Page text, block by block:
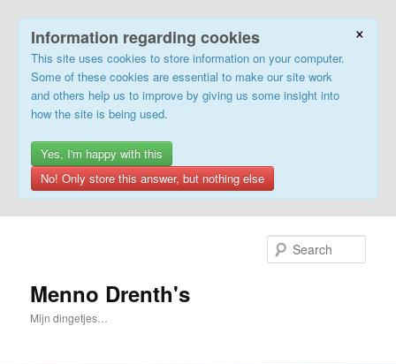
×
Information regarding cookies
This site uses cookies to store information on your computer.
Some of these cookies are essential to make our site work
and others help us to improve by giving us some insight into
how the site is being used.
Yes, I'm happy with this
No! Only store this answer, but nothing else
Menno Drenth's
Mijn dingetjes…